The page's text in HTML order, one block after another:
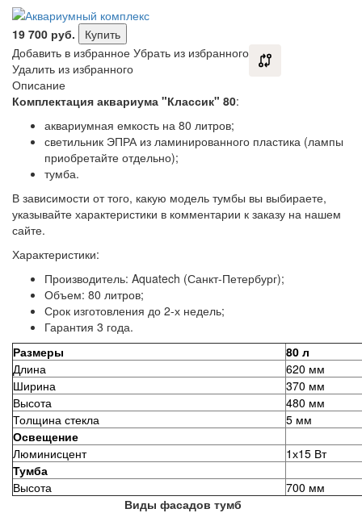
19 700 руб.
Купить
Добавить в избранное Убрать из избранного
Удалить из избранного
Описание
Комплектация аквариума "Классик" 80:
аквариумная емкость на 80 литров;
светильник ЭПРА из ламинированного пластика (лампы
приобретайте отдельно);
тумба.
В зависимости от того, какую модель тумбы вы выбираете,
указывайте характеристики в комментарии к заказу на нашем
сайте.
Характеристики:
Производитель: Aquatech (Санкт-Петербург);
Объем: 80 литров;
Срок изготовления до 2-х недель;
Гарантия 3 года.
Размеры
80 л
Длина
620 мм
Ширина
370 мм
Высота
480 мм
Толщина стекла
5 мм
Освещение
Люминисцент
1х15 Вт
Тумба
Высота
700 мм
Виды фасадов тумб